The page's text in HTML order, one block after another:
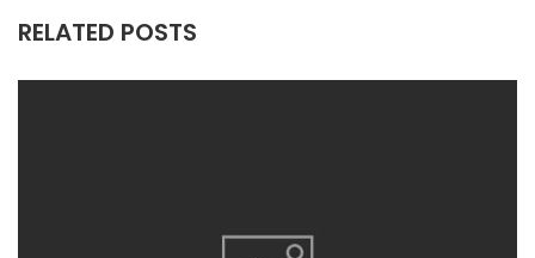
RELATED POSTS